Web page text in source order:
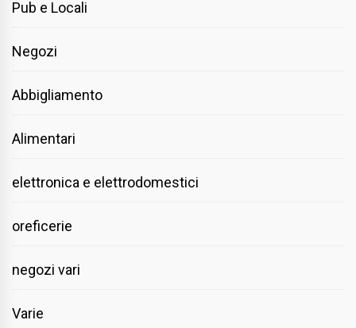
Pub e Locali
Negozi
Abbigliamento
Alimentari
elettronica e elettrodomestici
oreficerie
negozi vari
Varie